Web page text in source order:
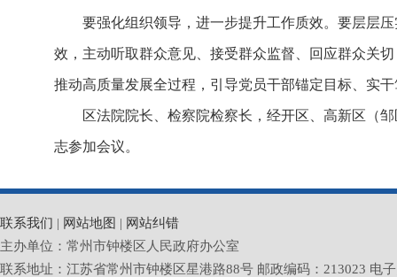
要强化组织领导，进一步提升工作质效。要层层
效，主动听取群众意见、接受群众监督、回应群众关
推动高质量发展全过程，引导党员干部锚定目标、实
区法院院长、检察院检察长，经开区、高新区（
志参加会议。
联系我们 | 网站地图 | 网站纠错
主办单位：常州市钟楼区人民政府办公室
联系地址：江苏省常州市钟楼区星港路88号 邮政编码：213023 电